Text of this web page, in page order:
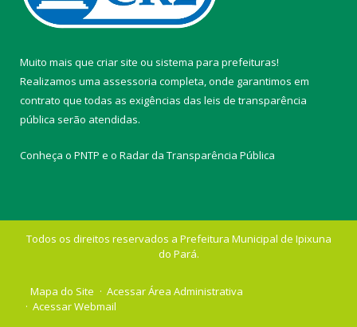
Muito mais que criar site ou sistema para prefeituras!
Realizamos uma assessoria completa, onde garantimos em
contrato que todas as exigências das leis de transparência
pública serão atendidas.
Conheça o PNTP e o Radar da Transparência Pública
Todos os direitos reservados a Prefeitura Municipal de Ipixuna
do Pará.
Mapa do Site
Acessar Área Administrativa
Acessar Webmail